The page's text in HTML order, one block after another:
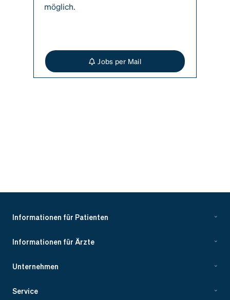
möglich.
Jobs per Mail
Informationen für Patienten
Informationen für Ärzte
Unternehmen
Service